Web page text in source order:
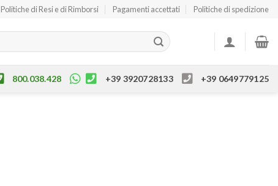
Politiche di Resi e di Rimborsi Pagamenti accettati Politiche di spedizione
800.038.428 +39 3920728133 +39 0649779125